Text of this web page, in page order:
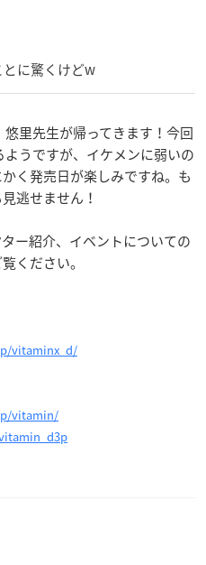
に驚くけどw
里先生が帰ってきます！今回
うですが、イケメンに弱いの
く発売日が楽しみですね。も
逃せません！
ー紹介、イベントについての
ください。
vitaminx_d/
vitamin/